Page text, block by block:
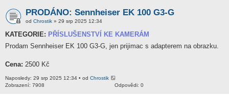
PRODÁNO: Sennheiser EK 100 G3-G
od Chrostik » 29 srp 2025 12:34
KATEGORIE: PŘÍSLUŠENSTVÍ KE KAMERÁM
Prodam Sennheiser EK 100 G3-G, jen prijimac s adapterem na obrazku.
Cena: 2500 Kč
Naposledy: 29 srp 2025 12:34 • od Chrostik
Odpovědi: 0
Zobrazení: 7908